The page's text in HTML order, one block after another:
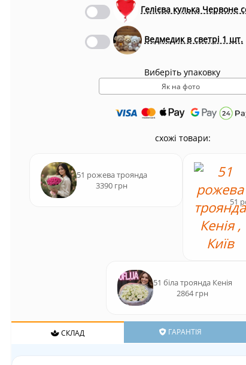
Гелієва кулька Червоне
Ведмедик в светрі 1 шт.
Виберіть упаковку
Як на фото
схожі товари:
51 рожева троянда
3390 грн
51
51 біла троянда Кенія
2864 грн
СКЛАД ГАРАНТІЯ